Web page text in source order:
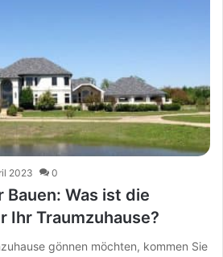
2023 0
Bauen: Was ist die
Ihr Traumzuhause?
gönnen möchten, kommen Sie